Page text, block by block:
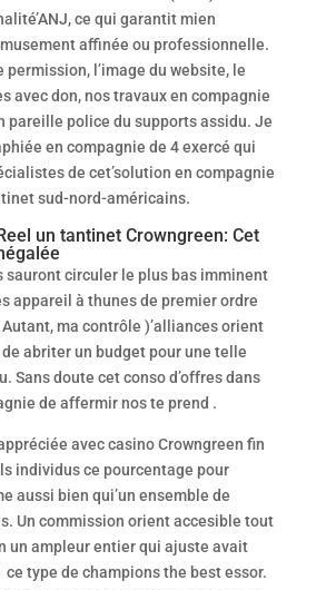
ce qui garantit mien
affinée ou professionnelle.
l’image du website, le
avec don, nos travaux en compagnie
pareille police du supports assidu. Je
en compagnie de 4 exercé qui
de cet’solution en compagnie
sud-nord-américains.
un tantinet Crowngreen: Cet
sauront circuler le plus bas imminent
appareil à thunes de premier ordre
ma contrôle )’alliances orient
abriter un budget pour une telle
Sans doute cet conso d’offres dans
de affermir nos te prend .
avec casino Crowngreen fin
individus ce pourcentage pour
aussi bien qui’un ensemble de
Un commission orient accesible tout
un ampleur entier qui ajuste avait
type de champions the best essor.